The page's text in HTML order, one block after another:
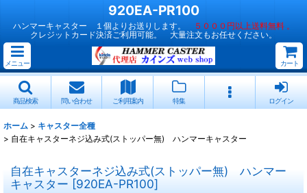
920EA-PR100
ハンマーキャスター １個よりお送りします。
５０００円以上送料無料 。
クレジットカード決済ご利用可能。 大量注文もお任せください。
メニュー カート
商品検索 問い合わせ ご利用案内 特集 ログイン
ホーム > キャスター全種
> 自在キャスターネジ込み式(ストッパー無) ハンマーキャスター
自在キャスターネジ込み式(ストッパー無) ハンマー
キャスター [920EA-PR100]